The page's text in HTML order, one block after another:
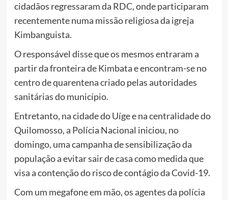
cidadãos regressaram da RDC, onde participaram
recentemente numa missão religiosa da igreja
Kimbanguista.
O responsável disse que os mesmos entraram a
partir da fronteira de Kimbata e encontram-se no
centro de quarentena criado pelas autoridades
sanitárias do município.
Entretanto, na cidade do Uíge e na centralidade do
Quilomosso, a Polícia Nacional iniciou, no
domingo, uma campanha de sensibilização da
população a evitar sair de casa como medida que
visa a contenção do risco de contágio da Covid-19.
Com um megafone em mão, os agentes da polícia